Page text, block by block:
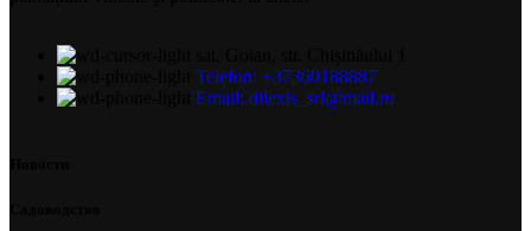
Telefon: +37360188887
Email: dilexis_srl@mail.ru